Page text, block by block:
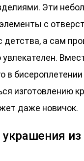
Эти
с
а сам
в бисероплетении
изготовлению
даже новичок.
из